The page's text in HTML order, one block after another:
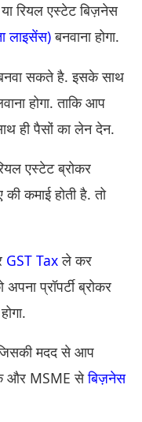
या रियल एस्टेट बिज़नेस
लाइसेंस)बनवाना होगा.
सकते है. इसके साथ
होगा. ताकि आप
ही पैसों का लेन देन.
एस्टेट ब्रोकर
कमाई होती है. तो
GST Taxले कर
प्रॉपर्टी ब्रोकर
मदद से आप
और MSME सेबिज़नेस